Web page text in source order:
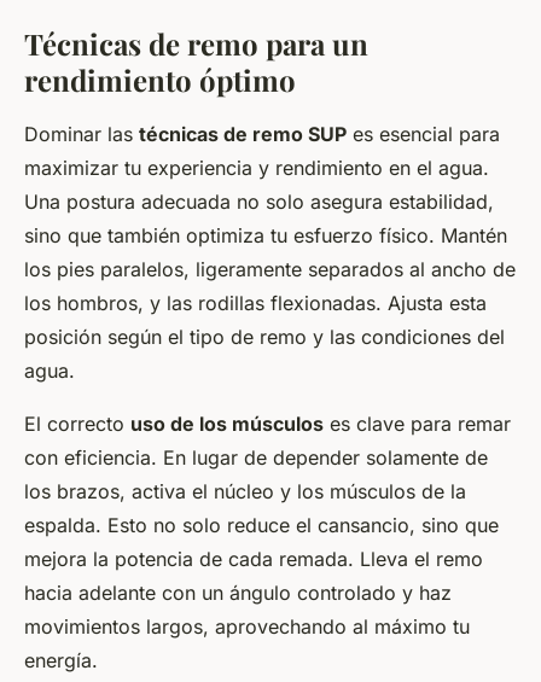
Técnicas de remo para un
rendimiento óptimo
Dominar las técnicas de remo SUP es esencial para
maximizar tu experiencia y rendimiento en el agua.
Una postura adecuada no solo asegura estabilidad,
sino que también optimiza tu esfuerzo físico. Mantén
los pies paralelos, ligeramente separados al ancho de
los hombros, y las rodillas flexionadas. Ajusta esta
posición según el tipo de remo y las condiciones del
agua.
El correcto uso de los músculos es clave para remar
con eficiencia. En lugar de depender solamente de
los brazos, activa el núcleo y los músculos de la
espalda. Esto no solo reduce el cansancio, sino que
mejora la potencia de cada remada. Lleva el remo
hacia adelante con un ángulo controlado y haz
movimientos largos, aprovechando al máximo tu
energía.